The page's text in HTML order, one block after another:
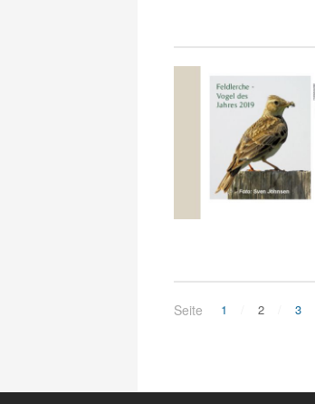
Seite 1 2 3